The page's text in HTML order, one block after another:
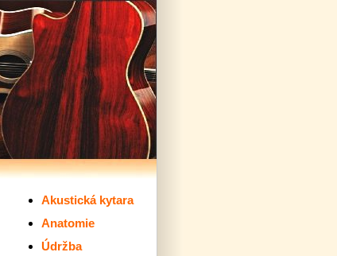
Akustická kytara
Anatomie
Údržba